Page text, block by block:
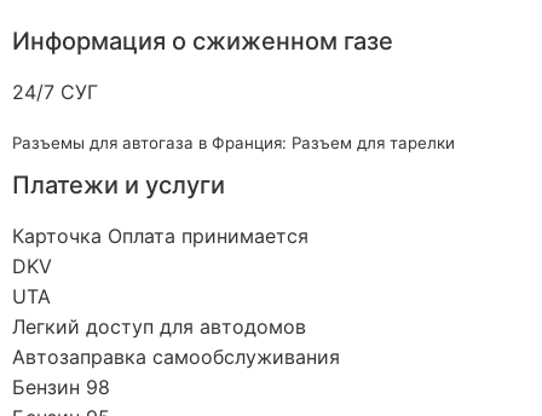
Информация о сжиженном газе
24/7 СУГ
Разъемы для автогаза в Франция: Разъем для тарелки
Платежи и услуги
Карточка Оплата принимается
DKV
UTA
Легкий доступ для автодомов
Автозаправка самообслуживания
Бензин 98